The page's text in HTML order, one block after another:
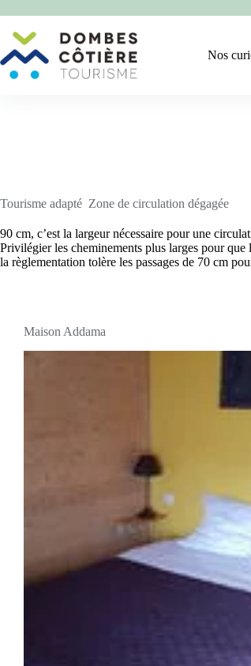
au
contenu
Nos
Tourisme adapté Zone de circulation dégagée
90 cm, c’est la largeur nécessaire pour une
Privilégier les cheminements plus larges pour que
la règlementation tolère les passages de 70 cm
Maison Addama